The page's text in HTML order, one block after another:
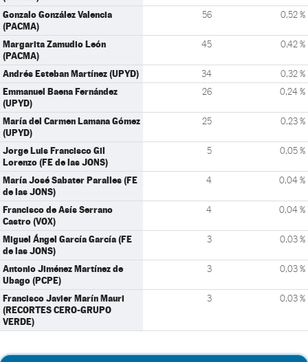
Gonzalo González Valencia
(PACMA)
56 0,52 %
Margarita Zamudio León
(PACMA)
45 0,42 %
Andrés Esteban Martínez (UPYD) 34 0,32 %
Emmanuel Baena Fernández
(UPYD)
26 0,24 %
María del Carmen Lamana Gómez
(UPYD)
25 0,23 %
Jorge Luis Francisco Gil
Lorenzo (FE de las JONS)
5 0,05 %
María José Sabater Paralles (FE
de las JONS)
4 0,04 %
Francisco de Asís Serrano
Castro (VOX)
4 0,04 %
Miguel Ángel García García (FE
de las JONS)
3 0,03 %
Antonio Jiménez Martínez de
Ubago (PCPE)
3 0,03 %
Francisco Javier Marín Mauri
(RECORTES CERO-GRUPO
VERDE)
3 0,03 %